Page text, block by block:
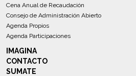
Cena Anual de Recaudación
Consejo de Administración Abierto
Agenda Propios
Agenda Participaciones
IMAGINA
CONTACTO
SUMATE